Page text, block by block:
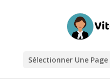
Sélectionner Une Page